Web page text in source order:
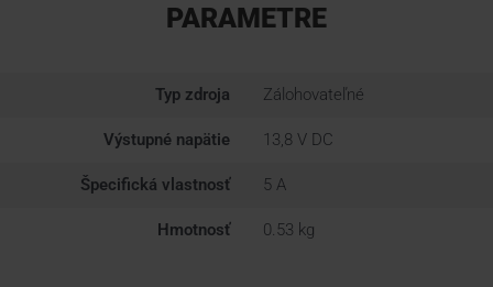
PARAMETRE
Typ zdroja Zálohovateľné
Výstupné napätie 13,8 V DC
Špecifická vlastnosť 5 A
Hmotnosť 0.53 kg